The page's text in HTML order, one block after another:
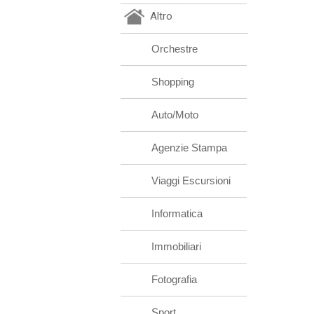
Altro
Orchestre
Shopping
Auto/Moto
Agenzie Stampa
Viaggi Escursioni
Informatica
Immobiliari
Fotografia